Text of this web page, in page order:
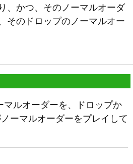
、かつ、そのノーマルオーダ
そのドロップのノーマルオー
マルオーダーを、ドロップか
ーマルオーダーをプレイして